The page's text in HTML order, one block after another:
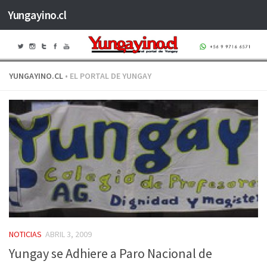
Saltar al contenido
Yungayino.cl
YUNGAYINO.CL • EL PORTAL DE YUNGAY
NOTICIAS ABRIL 3, 2009
Yungay se Adhiere a Paro Nacional de